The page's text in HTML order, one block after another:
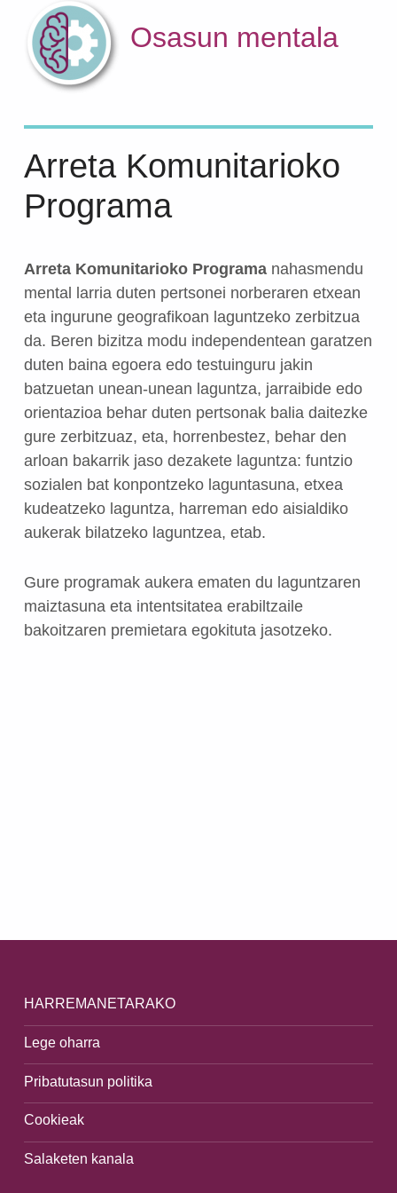
Osasun mentala
Arreta Komunitarioko
Programa
Arreta Komunitarioko Programanahasmendu
mental larria duten pertsonei norberaren etxean
eta ingurune geografikoan laguntzeko zerbitzua
da. Beren bizitza modu independentean garatzen
duten baina egoera edo testuinguru jakin
batzuetan unean-unean laguntza, jarraibide edo
orientazioa behar duten pertsonak balia daitezke
gure zerbitzuaz, eta, horrenbestez, behar den
arloan bakarrik jaso dezakete laguntza: funtzio
sozialen bat konpontzeko laguntasuna, etxea
kudeatzeko laguntza, harreman edo aisialdiko
aukerak bilatzeko laguntzea, etab.
Gure programak aukera ematen du laguntzaren
maiztasuna eta intentsitatea erabiltzaile
bakoitzaren premietara egokituta jasotzeko.
HARREMANETARAKO
Lege oharra
Pribatutasun politika
Cookieak
Salaketen kanala